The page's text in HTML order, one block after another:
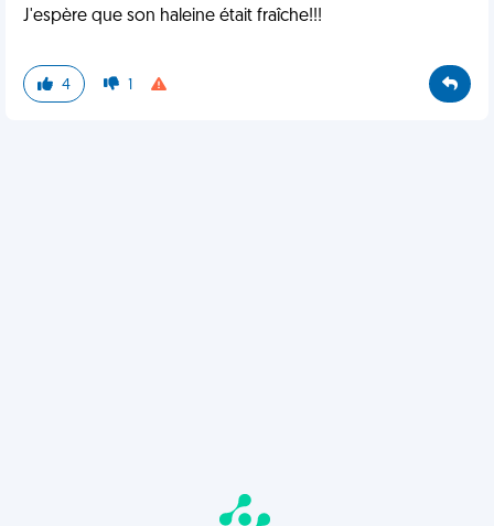
J'espère que son haleine était fraîche!!!
4 1